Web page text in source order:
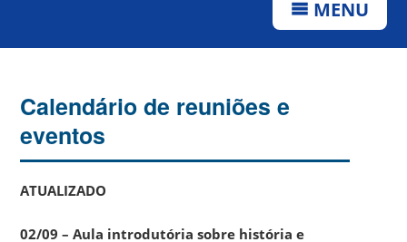
MENU
Calendário de reuniões e
eventos
ATUALIZADO
02/09 – Aula introdutória sobre história e